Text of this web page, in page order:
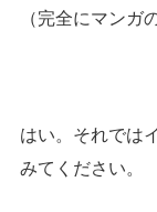
（完全にマンガ
はい。それでは
みてください。